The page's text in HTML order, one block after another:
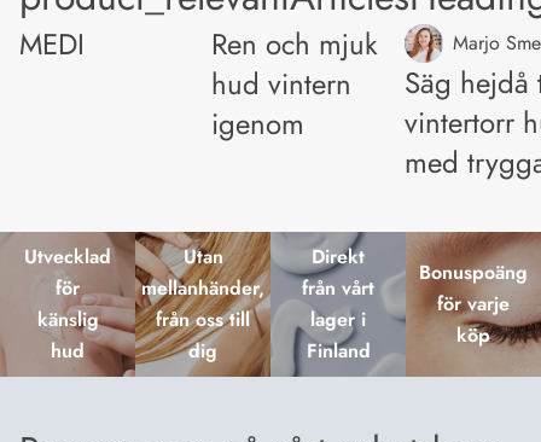
MEDI
Ren och mjuk
hud vintern
igenom
Marjo
Säg hejdå
vintertorr
med
Utvecklad
för
känslig
hud
Utan
mellanhänder,
från oss till
dig
Direkt
från vårt
lager i
Finland
Bonuspoäng
för varje
köp